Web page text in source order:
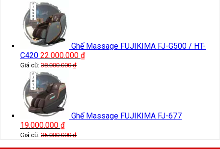
Ghế Massage FUJIKIMA FJ-G500 / HT-
C420 22.000.000 ₫
Giá cũ: 38.000.000₫
Ghế Massage FUJIKIMA FJ-677
19.000.000 ₫
Giá cũ: 35.000.000₫